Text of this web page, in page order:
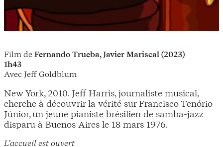
L’accueil est ouvert
Film de Fernando Trueba, Javier Mariscal (2023)
1h43
Avec Jeff Goldblum
New York, 2010. Jeff Harris, journaliste musical,
cherche à découvrir la vérité sur Francisco Tenório
Júnior, un jeune pianiste brésilien de samba-jazz
disparu à Buenos Aires le 18 mars 1976.